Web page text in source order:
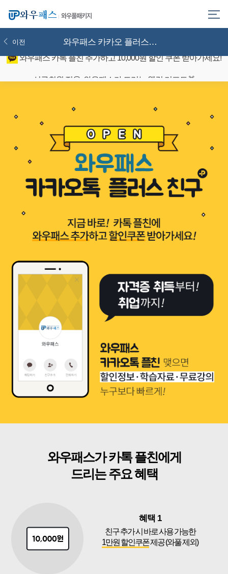
와우풀패키지
와우패스 카카오 플러스친구 OPEN
이전와우패스 카톡 플친 추가하고 10,000원 할인 쿠폰 받아가세요!
와우패스가 카톡 플친에게
드리는 주요 혜택
혜택 1
친구 추가 시 바로 사용 가능한
1만원 할인쿠폰제공 (와풀 제외)